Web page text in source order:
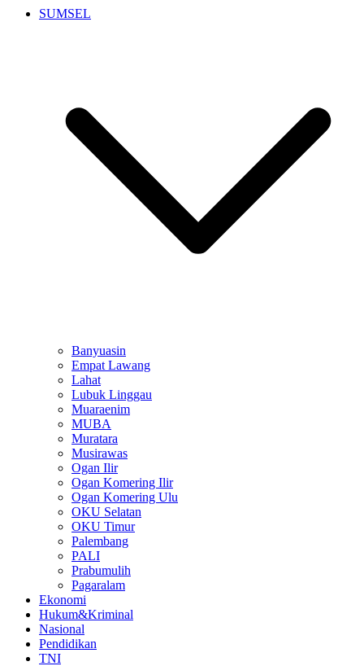
SUMSEL
Banyuasin
Empat Lawang
Lahat
Lubuk Linggau
Muaraenim
MUBA
Muratara
Musirawas
Ogan Ilir
Ogan Komering Ilir
Ogan Komering Ulu
OKU Selatan
OKU Timur
Palembang
PALI
Prabumulih
Pagaralam
Ekonomi
Hukum&Kriminal
Nasional
Pendidikan
TNI